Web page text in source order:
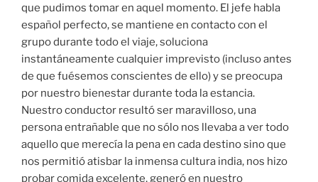
que pudimos tomar en aquel momento. El jefe habla
español perfecto, se mantiene en contacto con el
grupo durante todo el viaje, soluciona
instantáneamente cualquier imprevisto (incluso antes
de que fuésemos conscientes de ello) y se preocupa
por nuestro bienestar durante toda la estancia.
Nuestro conductor resultó ser maravilloso, una
persona entrañable que no sólo nos llevaba a ver todo
aquello que merecía la pena en cada destino sino que
nos permitió atisbar la inmensa cultura india, nos hizo
probar comida excelente, generó en nuestro